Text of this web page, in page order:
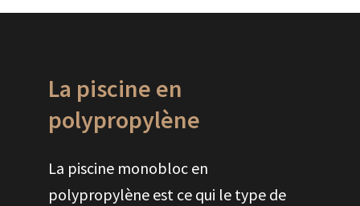
La piscine en
polypropylène
La piscine monobloc en
polypropylène est ce qui le type de